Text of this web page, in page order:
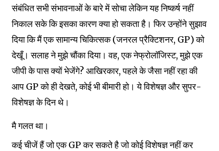
संबंधित सभी संभावनाओं के बारे में सोचा लेकिन यह निष्कर्ष नहीं
निकाल सके कि इसका कारण क्या हो सकता है।फिर उन्होंने सुझाव
दिया कि मैं एक सामान्य चिकित्सक (जनरल प्रैक्टिशनर, GP) को
देखूँ।सलाह ने मुझे चौंका दिया।वह, एक नेफ्रोलॉजिस्ट, मुझे एक
जीपी के पास क्यों भेजेंगे? आखिरकार, पहले के जैसा नहीं रहा की
आप GP को ही देखते, कोई भी बीमारी हो।ये विशेषज्ञ और सुपर-
विशेषज्ञ के दिन थे।
मै गलत था।
कई चीजें हैं जो एक GP कर सकते है जो कोई विशेषज्ञ नहीं कर